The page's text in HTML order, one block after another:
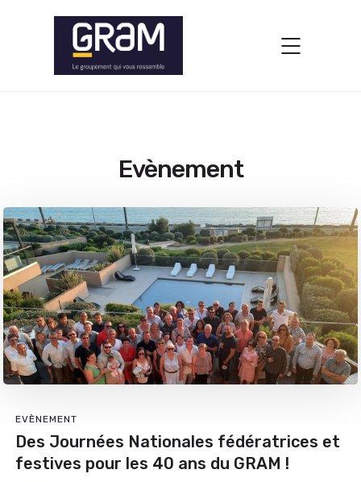
Evènement
EVÈNEMENT
Des Journées Nationales fédératrices et
festives pour les 40 ans du GRAM !